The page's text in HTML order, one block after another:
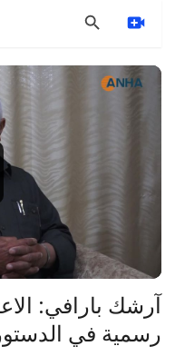
Video
Player
⁣آرشك بارافي:
رسمية في